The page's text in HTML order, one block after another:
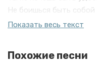
Не боишься быть собой
Все вокруг хотят
Показать весь текст
Похожие песни